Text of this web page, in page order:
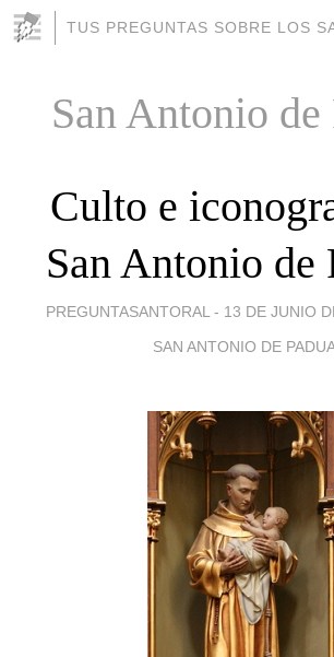
TUS PREGUNTAS SOBRE LOS
San Antonio de
Culto e
San Antonio de
PREGUNTASANTORAL - 13 DE JUNIO
SAN ANTONIO DE